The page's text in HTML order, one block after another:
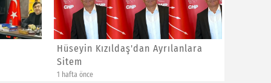
Hüseyin Kızıldaş'dan Ayrılanlara
Sitem
1 hafta önce